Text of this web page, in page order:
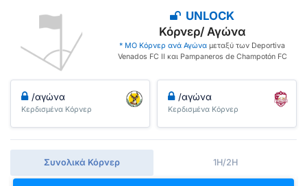
UNLOCK
Κόρνερ/ Αγώνα
* ΜΟ Κόρνερ ανά Αγώναμεταξύ των Deportiva
Venados FC II και Pampaneros de Champotón FC
/αγώνα
Κερδισμένα Κόρνερ
/αγώνα
Κερδισμένα Κόρνερ
Συνολικά Κόρνερ 1H/2H